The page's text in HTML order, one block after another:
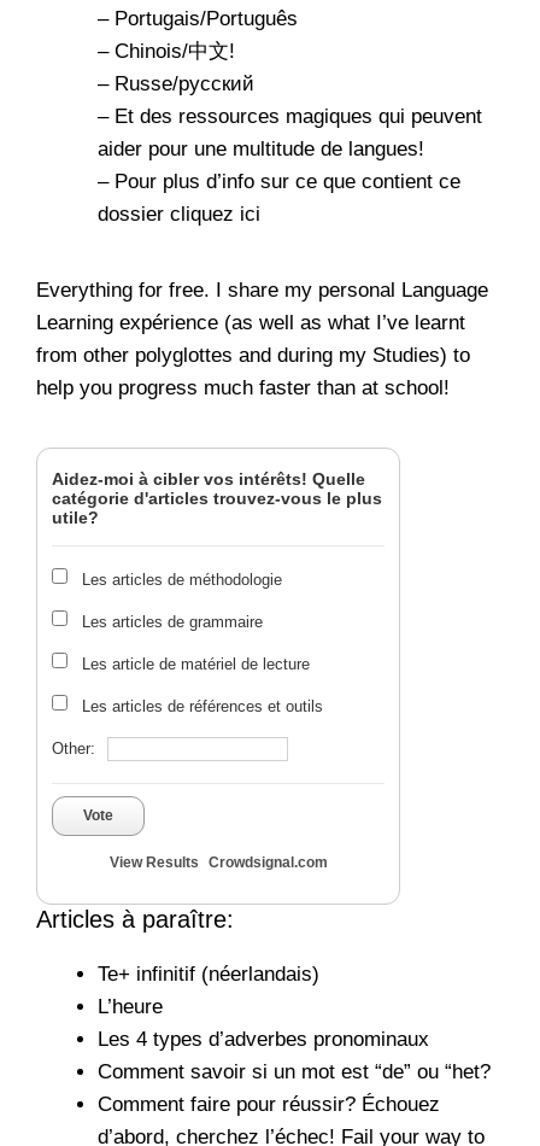
– Portugais/Português
– Chinois/中文!
– Russe/русский
– Et des ressources magiques qui peuvent
aider pour une multitude de langues!
– Pour plus d’info sur ce que contient ce
dossier cliquez ici
Everything for free. I share my personal Language
Learning expérience (as well as what I’ve learnt
from other polyglottes and during my Studies) to
help you progress much faster than at school!
Aidez-moi à cibler vos intérêts! Quelle
catégorie d'articles trouvez-vous le plus
utile?
Les articles de méthodologie
Les articles de grammaire
Les article de matériel de lecture
Les articles de références et outils
Other:
Vote
View Results Crowdsignal.com
Articles à paraître:
Te+ infinitif (néerlandais)
L’heure
Les 4 types d’adverbes pronominaux
Comment savoir si un mot est “de” ou “het?
Comment faire pour réussir? Échouez
d’abord, cherchez l’échec! Fail your way to